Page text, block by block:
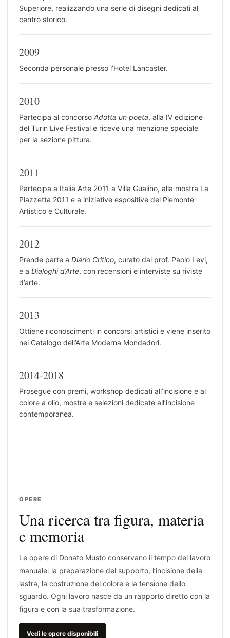
Superiore, realizzando una serie di disegni dedicati al
centro storico.
2009
Seconda personale presso l’Hotel Lancaster.
2010
Partecipa al concorso Adotta un poeta, alla IV edizione
del Turin Live Festival e riceve una menzione speciale
per la sezione pittura.
2011
Partecipa a Italia Arte 2011 a Villa Gualino, alla mostra La
Piazzetta 2011 e a iniziative espositive del Piemonte
Artistico e Culturale.
2012
Prende parte a Diario Critico, curato dal prof. Paolo Levi,
e a Dialoghi d’Arte, con recensioni e interviste su riviste
d’arte.
2013
Ottiene riconoscimenti in concorsi artistici e viene inserito
nel Catalogo dell’Arte Moderna Mondadori.
2014-2018
Prosegue con premi, workshop dedicati all’incisione e al
colore a olio, mostre e selezioni dedicate all’incisione
contemporanea.
OPERE
Una ricerca tra figura, materia
e memoria
Le opere di Donato Musto conservano il tempo del lavoro
manuale: la preparazione del supporto, l’incisione della
lastra, la costruzione del colore e la tensione dello
sguardo. Ogni lavoro nasce da un rapporto diretto con la
figura e con la sua trasformazione.
Vedi le opere disponibili